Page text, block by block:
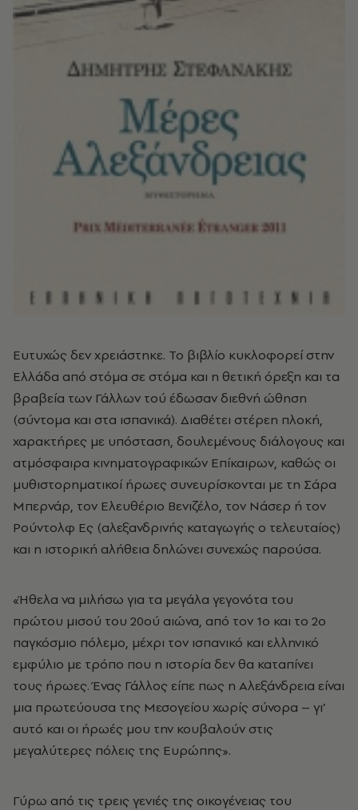
Ευτυχώς δεν χρειάστηκε. Το βιβλίο κυκλοφορεί στην
Ελλάδα από στόμα σε στόμα και η θετική όρεξη και τα
βραβεία των Γάλλων τού έδωσαν διεθνή ώθηση
(σύντομα και στα ισπανικά). Διαθέτει στέρεη πλοκή,
χαρακτήρες με υπόσταση, δουλεμένους διάλογους και
ατμόσφαιρα κινηματογραφικών Επίκαιρων, καθώς οι
μυθιστορηματικοί ήρωες συνευρίσκονται με τη Σάρα
Μπερνάρ, τον Ελευθέριο Βενιζέλο, τον Νάσερ ή τον
Ρούντολφ Ες (αλεξανδρινής καταγωγής ο τελευταίος)
και η ιστορική αλήθεια δηλώνει συνεχώς παρούσα.
«Ήθελα να μιλήσω για τα μεγάλα γεγονότα του
πρώτου μισού του 20ού αιώνα, από τον 1ο και το 2ο
παγκόσμιο πόλεμο, μέχρι τον ισπανικό και ελληνικό
εμφύλιο με τρόπο που η ιστορία δεν θα καταπίνει
τους ήρωες. Ένας Γάλλος είπε πως η Αλεξάνδρεια είναι
μια πρωτεύουσα της Μεσογείου χωρίς σύνορα – γι’
αυτό και οι ήρωές μου την κουβαλούν στις
μεγαλύτερες πόλεις της Ευρώπης».
Γύρω από τις τρεις γενιές της οικογένειας του